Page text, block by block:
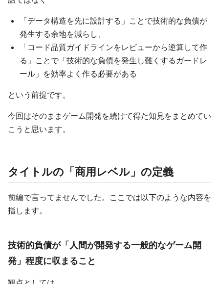
「データ構造を先に設計する」ことで技術的な負債が
発生する余地を減らし、
「コード品質ガイドラインをレビューから逆算して作
る」ことで「技術的な負債を発生し難くするガードレ
ール」を効率よく作る必要がある
という前提です。
今回はそのままゲーム開発を続けて得た知見をまとめてい
こうと思います。
タイトルの「商用レベル」の定義
前編で言ってませんでした。ここでは以下のような内容を
指します。
技術的負債が「人間が開発する一般的なゲーム開
発」程度に収まること